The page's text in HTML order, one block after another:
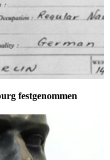
festgenommen